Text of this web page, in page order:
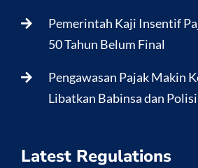
Pemerintah Kaji Insentif
50 Tahun Belum Final
Pengawasan Pajak Makin
Libatkan Babinsa dan
Latest Regulations